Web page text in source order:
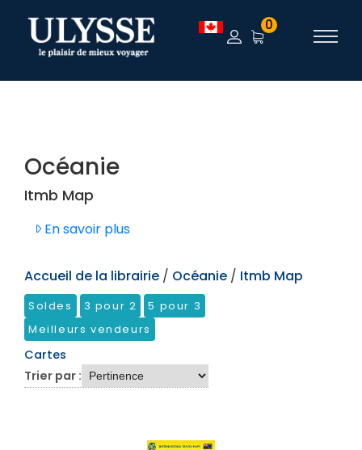
TEST 0
Océanie
Itmb Map
En savoir plus
Accueil de la librairie / Océanie / Itmb Map
Soldes 3 pour 2
5 pour 3
Meilleurs vendeurs
Cartes
Trier par :